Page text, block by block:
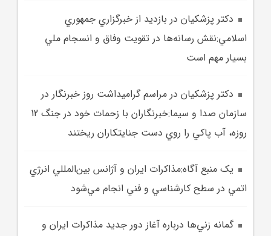
دکتر پزشکيان در بازديد از خبرگزاري جمهوري
اسلامي:نقش رسانه‌ها در تقويت وفاق و انسجام ملي
بسيار مهم است
دکتر پزشکيان در مراسم گراميداشت روز خبرنگار در
سازمان صدا و سيما:خبرنگاران با زحمات خود در جنگ 12
روزه، آب پاکي را روي دست جنايتکاران ريختند
يک منبع آگاه:مذاکرات ايران و آژانس بين‌المللي انرژي
اتمي در سطح کارشناسي و فني انجام مي‌شود
گمانه زني‌ها درباره آغاز دور جديد مذاکرات ايران و